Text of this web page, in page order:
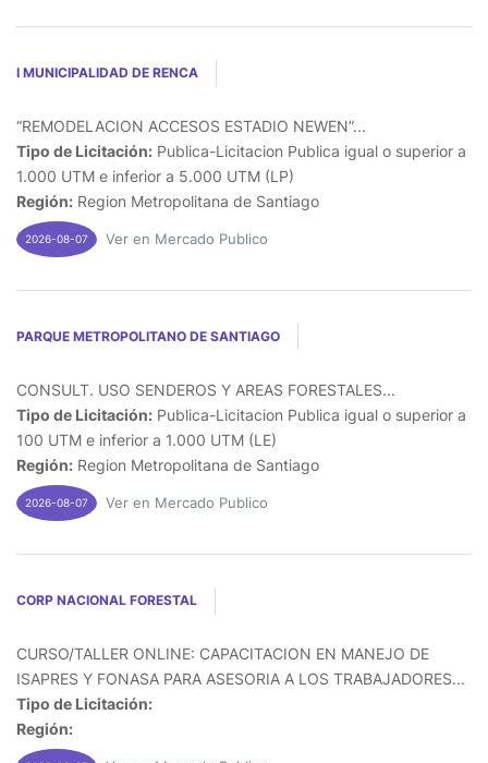
I MUNICIPALIDAD DE RENCA
“REMODELACION ACCESOS ESTADIO NEWEN”...
Tipo de Licitación: Publica-Licitacion Publica igual o superior a
1.000 UTM e inferior a 5.000 UTM (LP)
Región: Region Metropolitana de Santiago
2026-08-07 Ver en Mercado Publico
PARQUE METROPOLITANO DE SANTIAGO
CONSULT. USO SENDEROS Y AREAS FORESTALES...
Tipo de Licitación: Publica-Licitacion Publica igual o superior a
100 UTM e inferior a 1.000 UTM (LE)
Región: Region Metropolitana de Santiago
2026-08-07 Ver en Mercado Publico
CORP NACIONAL FORESTAL
CURSO/TALLER ONLINE: CAPACITACION EN MANEJO DE
ISAPRES Y FONASA PARA ASESORIA A LOS TRABAJADORES...
Tipo de Licitación:
Región: